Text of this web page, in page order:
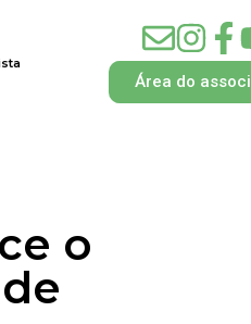
Área do
o